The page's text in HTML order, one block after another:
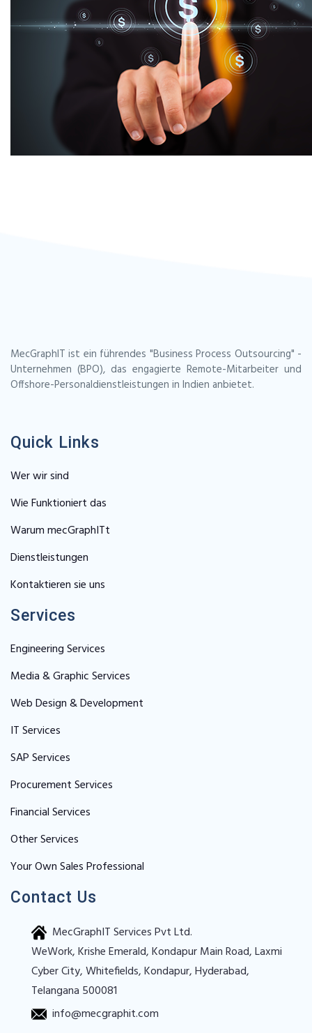
MecGraphIT ist ein führendes "Business Process Outsourcing" -
Unternehmen (BPO), das engagierte Remote-Mitarbeiter und
Offshore-Personaldienstleistungen in Indien anbietet.
Quick Links
Wer wir sind
Wie Funktioniert das
Warum mecGraphITt
Dienstleistungen
Kontaktieren sie uns
Services
Engineering Services
Media & Graphic Services
Web Design & Development
IT Services
SAP Services
Procurement Services
Financial Services
Other Services
Your Own Sales Professional
Contact Us
MecGraphIT Services Pvt Ltd.
WeWork, Krishe Emerald, Kondapur Main Road, Laxmi
Cyber City, Whitefields, Kondapur, Hyderabad,
Telangana 500081
info@mecgraphit.com